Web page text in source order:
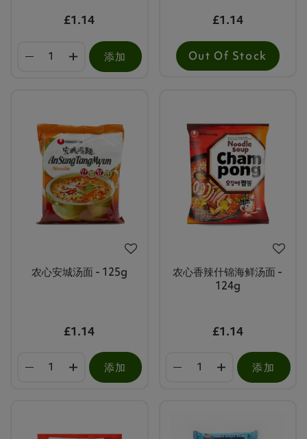
£1.14
添加
£1.14
Out Of Stock
农心安城汤面 - 125g
£1.14
添加
农心香辣什锦海鲜汤面 -
124g
£1.14
添加